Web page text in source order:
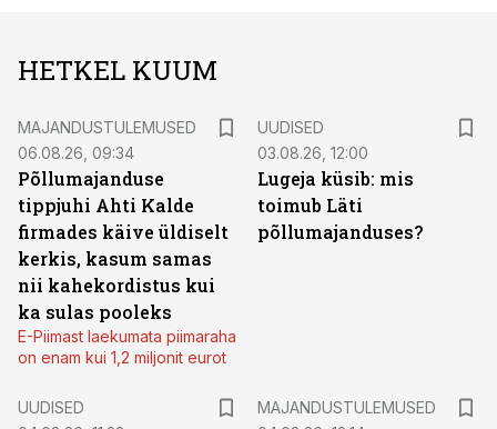
HETKEL KUUM
MAJANDUSTULEMUSED
06.08.26, 09:34
Põllumajanduse
tippjuhi Ahti Kalde
firmades käive üldiselt
kerkis, kasum samas
nii kahekordistus kui
ka sulas pooleks
E-Piimast laekumata piimaraha
on enam kui 1,2 miljonit eurot
UUDISED
03.08.26, 12:00
Lugeja küsib: mis
toimub Läti
põllumajanduses?
UUDISED
MAJANDUSTULEMUSED